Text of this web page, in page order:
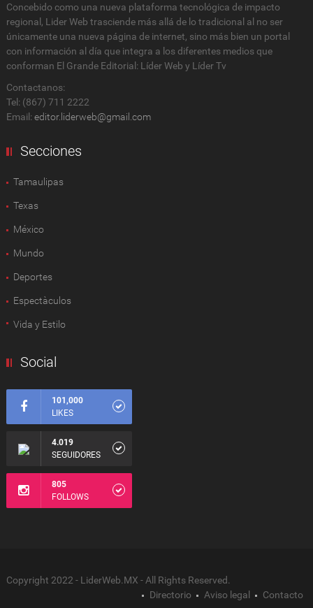
Concebido como una nueva plataforma tecnológica de impacto
regional, Lider Web trasciende más allá de lo tradicional al no ser
únicamente una nueva página de internet, sino más bien un portal
con información al día que integra a los diferentes medios que
conforman El Grande Editorial: Líder Web y Líder Tv
Contactanos:
Tel: (867) 711 2222
Email: editor.liderweb@gmail.com
Secciones
Tamaulipas
Texas
México
Mundo
Deportes
Espectàculos
Vida y Estilo
Social
101,000
LIKES
4.019
SEGUIDORES
805
FOLLOWS
Copyright 2022 - LiderWeb.MX - All Rights Reserved.
Directorio
Aviso legal Contacto